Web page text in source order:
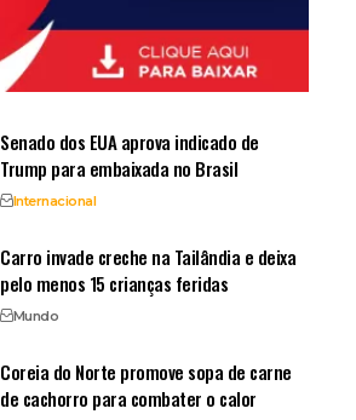
Senado dos EUA aprova indicado de
Trump para embaixada no Brasil
Internacional
Carro invade creche na Tailândia e deixa
pelo menos 15 crianças feridas
Mundo
Coreia do Norte promove sopa de carne
de cachorro para combater o calor